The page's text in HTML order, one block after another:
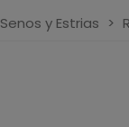
Senos y Estrias >